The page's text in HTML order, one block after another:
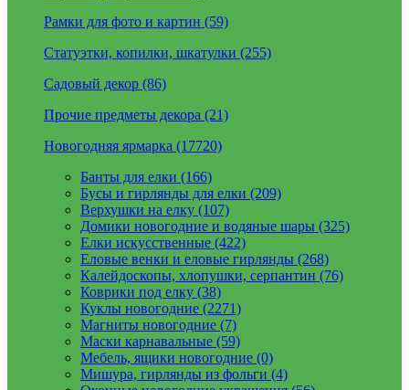
Рамки для фото и картин (59)
Статуэтки, копилки, шкатулки (255)
Садовый декор (86)
Прочие предметы декора (21)
Новогодняя ярмарка (17720)
Банты для елки (166)
Бусы и гирлянды для елки (209)
Верхушки на елку (107)
Домики новогодние и водяные шары (325)
Елки искусственные (422)
Еловые венки и еловые гирлянды (268)
Калейдоскопы, хлопушки, серпантин (76)
Коврики под елку (38)
Куклы новогодние (2271)
Магниты новогодние (7)
Маски карнавальные (59)
Мебель, ящики новогодние (0)
Мишура, гирлянды из фольги (4)